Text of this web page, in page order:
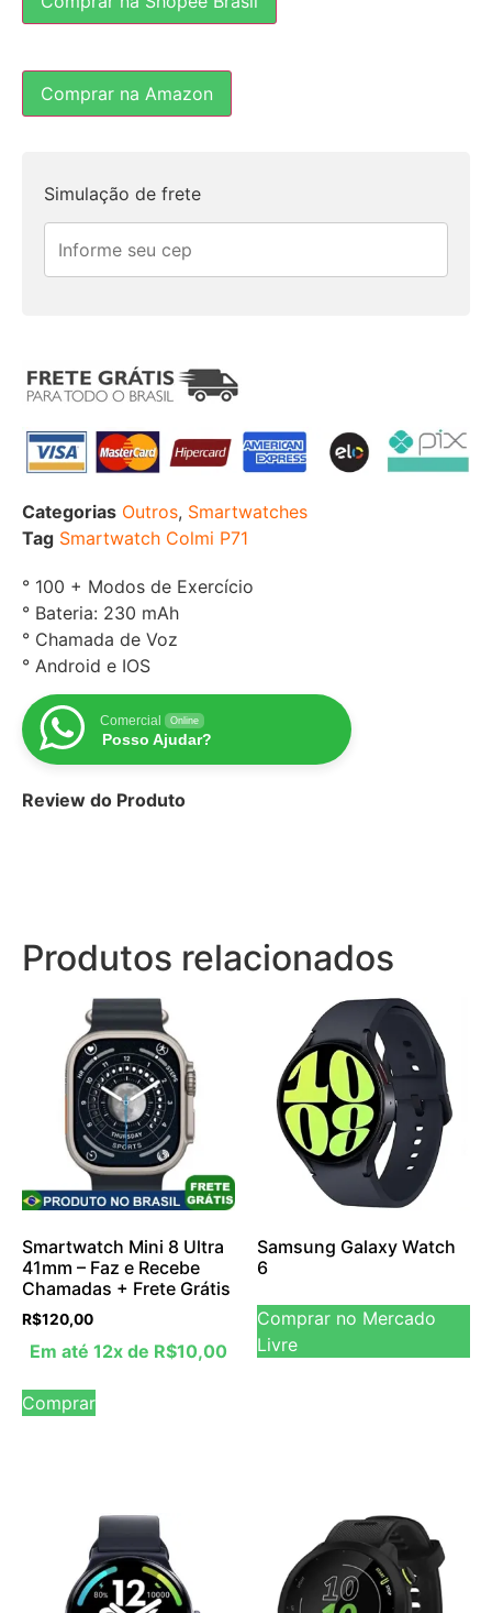
Comprar na Amazon
Simulação de frete
Categorias Outros, Smartwatches
Tag Smartwatch Colmi P71
° 100 + Modos de Exercício
° Bateria: 230 mAh
° Chamada de Voz
° Android e IOS
Comercial Online
Posso Ajudar?
Review do Produto
Produtos relacionados
Smartwatch Mini 8 Ultra
41mm – Faz e Recebe
Chamadas + Frete Grátis
R$120,00
Em até 12x de R$10,00
Comprar
Samsung Galaxy Watch
6
Comprar no Mercado
Livre